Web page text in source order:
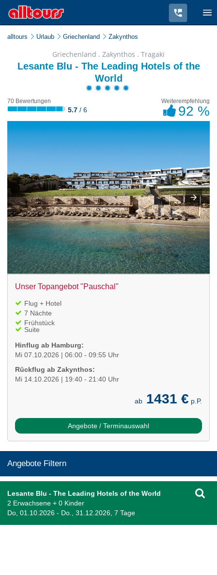
alltours Urlaub Griechenland Zakynthos
Griechenland . Zakynthos . Tragaki
Lesante Blu - The Leading Hotels of the
World
70 Bewertungen
5.7 / 6
Weiterempfehlung
92 %
Unser Topangebot "Pauschal"
Flug + Hotel
7 Nächte
Frühstück
Suite
Hinflug ab Hamburg:
Mi 07.10.2026 | 06:00 - 09:55 Uhr
Rückflug ab Zakynthos:
Mi 14.10.2026 | 19:40 - 21:40 Uhr
ab 1431 € p.P.
Angebote / Terminauswahl
Angebote Filtern
Lesante Blu - The Leading Hotels of the World
2 Erwachsene + 0 Kinder
Do, 01.10.2026 - Do., 31.12.2026, 7 Tage